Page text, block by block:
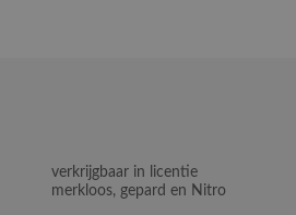
verkrijgbaar in licentie
merkloos, gepard en Nitro